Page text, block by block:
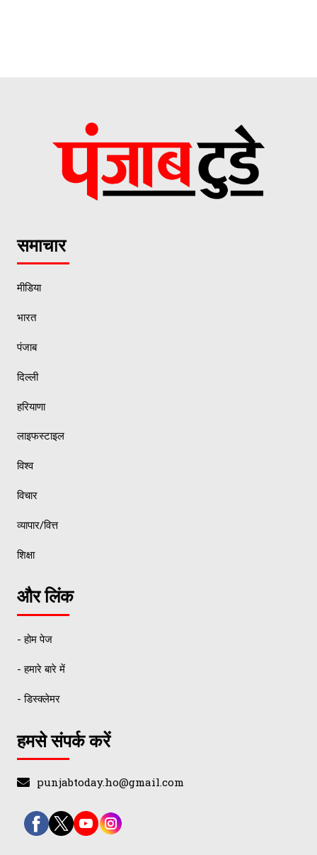
समाचार
मीडिया
भारत
पंजाब
दिल्ली
हरियाणा
लाइफस्टाइल
विश्व
विचार
व्यापार/वित्त
शिक्षा
और लिंक
- होम पेज
- हमारे बारे में
- डिस्क्लेमर
हमसे संपर्क करें
punjabtoday.ho@gmail.com